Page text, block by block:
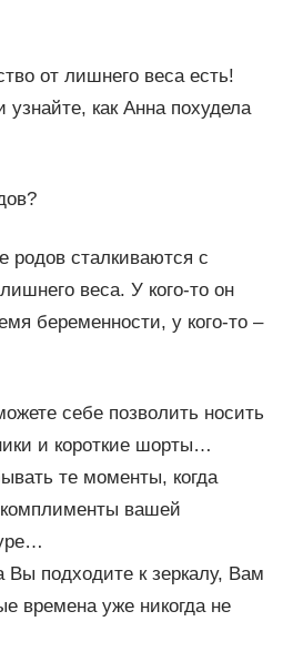
от лишнего веса есть!
как Анна похудела
родов сталкиваются с
веса. У кого-то он
беременности, у кого-то –
себе позволить носить
и короткие шорты…
те моменты, когда
вашей
Вы подходите к зеркалу, Вам
времена уже никогда не